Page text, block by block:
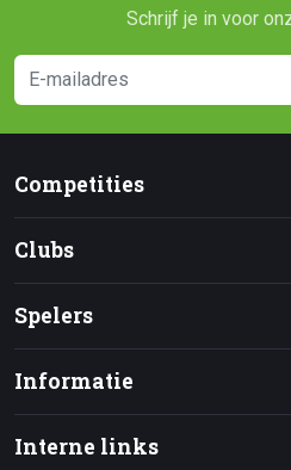
Schrijf je in voor
Competities
Clubs
Spelers
Informatie
Interne links